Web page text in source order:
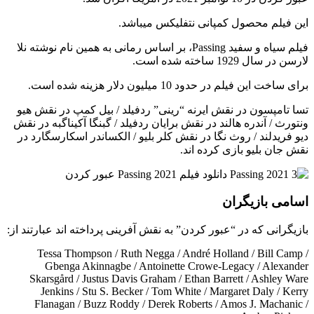
این فیلم محصول کمپانی نتفلیکس میباشد.
فیلم سیاه و سفید Passing، بر اساس رمانی به همین نام نوشته نلا
لارسن در سال 1929 ساخته شده است.
برای ساخت این فیلم در حدود 10 میلیون دلار هزینه شده است.
تسا تامپسون در نقش ایرنه “رینی” ردفیلد / بیل کمپ در نقش هیو
ونتورث / آندره هالند در نقش برایان ردفیلد / گبنگا آکیناگبه در نقش
دیو فریدلند / روث نگا در نقش کلر بلیو / الکساندر اسکارسگارد در
نقش جان بلیو بازی کرده اند.
اسامی بازیگران
بازیگرانی که در “عبور کردن” به نقش آفرینی پرداخته اند عبارتند از:
Tessa Thompson / Ruth Negga / André Holland / Bill Camp /
Gbenga Akinnagbe / Antoinette Crowe-Legacy / Alexander
Skarsgård / Justus Davis Graham / Ethan Barrett / Ashley Ware
Jenkins / Stu S. Becker / Tom White / Margaret Daly / Kerry
Flanagan / Buzz Roddy / Derek Roberts / Amos J. Machanic /